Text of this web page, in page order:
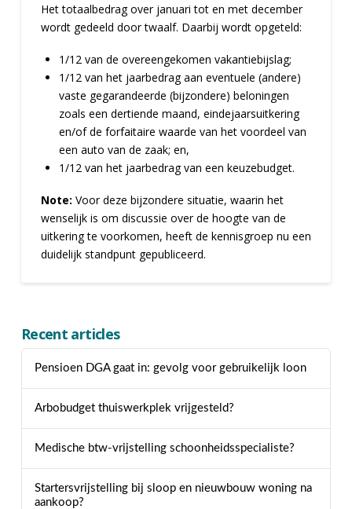
Het totaalbedrag over januari tot en met december
wordt gedeeld door twaalf. Daarbij wordt opgeteld:
1/12 van de overeengekomen vakantiebijslag;
1/12 van het jaarbedrag aan eventuele (andere)
vaste gegarandeerde (bijzondere) beloningen
zoals een dertiende maand, eindejaarsuitkering
en/of de forfaitaire waarde van het voordeel van
een auto van de zaak; en,
1/12 van het jaarbedrag van een keuzebudget.
Note: Voor deze bijzondere situatie, waarin het
wenselijk is om discussie over de hoogte van de
uitkering te voorkomen, heeft de kennisgroep nu een
duidelijk standpunt gepubliceerd.
Recent articles
Pensioen DGA gaat in: gevolg voor gebruikelijk loon
Arbobudget thuiswerkplek vrijgesteld?
Medische btw-vrijstelling schoonheidsspecialiste?
Startersvrijstelling bij sloop en nieuwbouw woning na
aankoop?